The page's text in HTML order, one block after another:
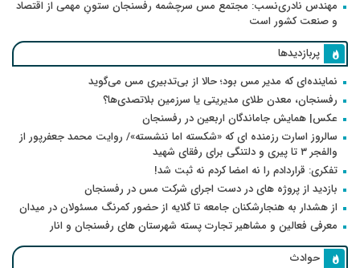
مهندس نادری‌نسب: مجتمع مس سرچشمه رفسنجان ستونِ مهمی از اقتصاد
و صنعت کشور است
پربازدیدها
نماینده‌ای که مدیر مس بود؛ حالا از بی‌تدبیری مس می‌گوید
رفسنجان، معدن طلای مدیریتی یا سرزمین بلاتصدی‌ها؟
عکس| همایش جاماندگان اربعین در رفسنجان
سالروز اسارت رزمنده ای که «شکسته اما ننشسته»/ روایت محمد جعفرپور از
والفجر ۳ تا پیری و دلتنگی برای رفقای شهید
تفکری: قراردادم را نه امضا کردم نه ثبت شد!
بازدید از پروژه های در دست اجرای شرکت مس در رفسنجان
از هشدار به هنجارشکنان جامعه تا گلایه از حضور کمرنگ مسئولان در میدان
معرفی فعالین و مشاهیر تجارت پسته شهرستان های رفسنجان و انار
حوادث